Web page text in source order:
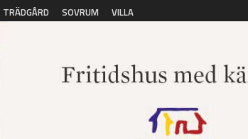
TRÄDGÅRD SOVRUM VILLA